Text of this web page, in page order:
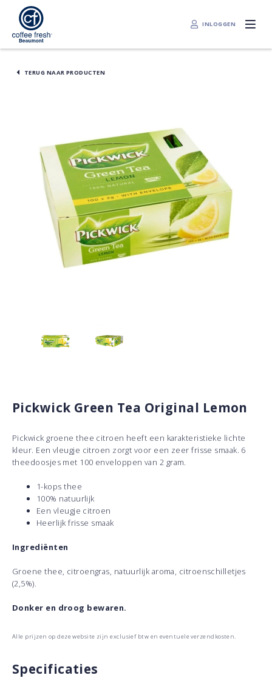
INLOGGEN
TERUG NAAR PRODUCTEN
Pickwick Green Tea Original Lemon
Pickwick groene thee citroen heeft een karakteristieke lichte
kleur. Een vleugje citroen zorgt voor een zeer frisse smaak. 6
theedoosjes met 100 enveloppen van 2 gram.
1-kops thee
100% natuurlijk
Een vleugje citroen
Heerlijk frisse smaak
Ingrediënten
Groene thee, citroengras, natuurlijk aroma, citroenschilletjes
(2,5%).
Donker en droog bewaren.
Alle prijzen op deze website zijn exclusief btw en eventuele verzendkosten.
Specificaties